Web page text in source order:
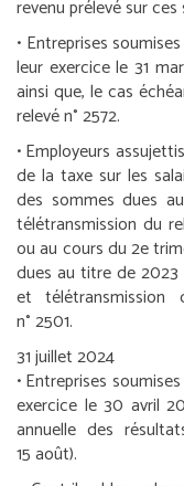
revenu prélevé sur ces
• Entreprises
leur exercice le 31
ainsi que, le cas
relevé n° 2572.
•Employeurs
de la taxe sur les
des sommes dues
télétransmission du
ou au cours du 2e
dues au titre de
et télétransmission
n° 2501.
31 juillet 2024
•Entreprises
exercice le 30 avril
annuelle des
15 août).